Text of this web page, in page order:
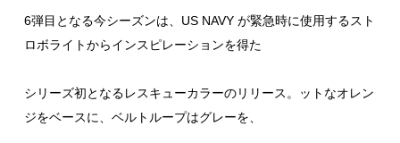
6弾目となる今シーズンは、US NAVY が緊急時に使用するスト
ロボライトからインスピレーションを得た
シリーズ初となるレスキューカラーのリリース。ットなオレン
ジをベースに、ベルトループはグレーを、